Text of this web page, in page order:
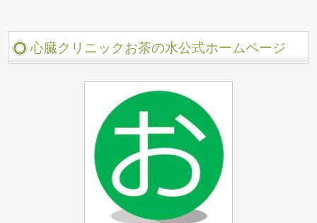
心臓クリニックお茶の水公式ホームページ